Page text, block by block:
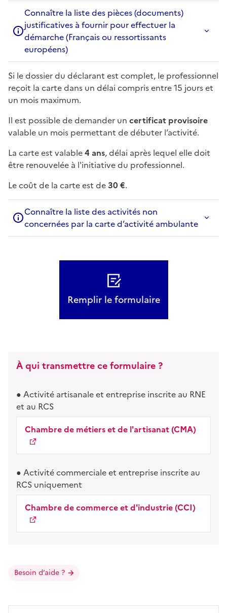
Connaître la liste des pièces (documents)
justificatives à fournir pour effectuer la
démarche (Français ou ressortissants
européens)
Si le dossier du déclarant est complet, le professionnel
reçoit la carte dans un délai compris entre 15 jours et
un mois maximum.
Il est possible de demander un certificat provisoire
valable un mois permettant de débuter l’activité.
La carte est valable4 ans, délai après lequel elle doit
être renouvelée à l'initiative du professionnel.
Le coût de la carte est de30 €.
Connaître la liste des activités non
concernées par la carte d’activité ambulante
Remplir le formulaire
À qui transmettre ce formulaire ?
Activité artisanale et entreprise inscrite au RNE
et au RCS
Chambre de métiers et de l'artisanat (CMA)
Activité commerciale et entreprise inscrite au
RCS uniquement
Chambre de commerce et d'industrie (CCI)
Besoin d’aide ?